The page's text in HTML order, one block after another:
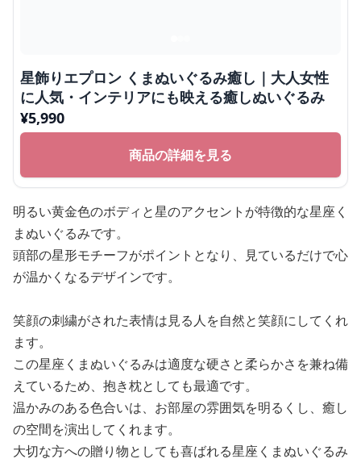
星飾りエプロン くまぬいぐるみ癒し｜大人女性
に人気・インテリアにも映える癒しぬいぐるみ
¥5,990
商品の詳細を見る
明るい黄金色のボディと星のアクセントが特徴的な星座く
まぬいぐるみです。
頭部の星形モチーフがポイントとなり、見ているだけで心
が温かくなるデザインです。
笑顔の刺繍がされた表情は見る人を自然と笑顔にしてくれ
ます。
この星座くまぬいぐるみは適度な硬さと柔らかさを兼ね備
えているため、抱き枕としても最適です。
温かみのある色合いは、お部屋の雰囲気を明るくし、癒し
の空間を演出してくれます。
大切な方への贈り物としても喜ばれる星座くまぬいぐるみ